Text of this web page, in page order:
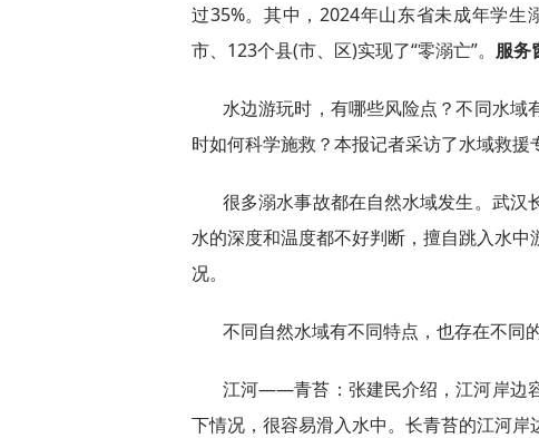
过35%。其中，2024年山东省未成年学生
市、123个县(市、区)实现了“零溺亡”。 服务
水边游玩时，有哪些风险点？不同水域
时如何科学施救？本报记者采访了水域救援
很多溺水事故都在自然水域发生。武
水的深度和温度都不好判断，擅自跳入水
况。
不同自然水域有不同特点，也存在不同的
江河——青苔：张建民介绍，江河岸边
下情况，很容易滑入水中。长青苔的江河岸